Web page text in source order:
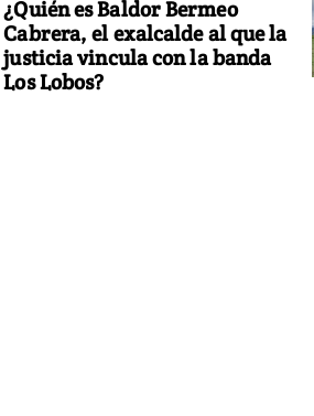
¿Quién es Baldor Bermeo
Cabrera, el exalcalde al que la
justicia vincula con la banda
Los Lobos?